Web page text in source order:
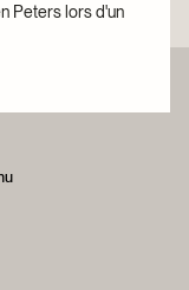
Peters lors d'un